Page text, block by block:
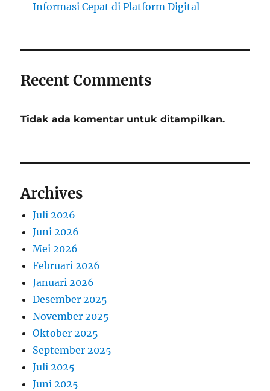
Informasi Cepat di Platform Digital
Recent Comments
Tidak ada komentar untuk ditampilkan.
Archives
Juli 2026
Juni 2026
Mei 2026
Februari 2026
Januari 2026
Desember 2025
November 2025
Oktober 2025
September 2025
Juli 2025
Juni 2025